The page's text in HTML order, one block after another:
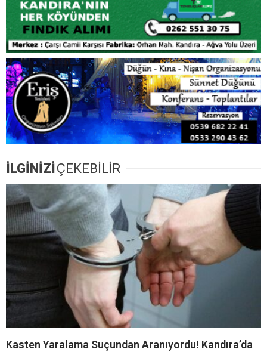
İLGİNİZİÇEKEBİLİR
Kasten Yaralama Suçundan Aranıyordu! Kandıra’da